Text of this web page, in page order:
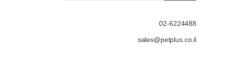
02-6224488
sales@petplus.co.il